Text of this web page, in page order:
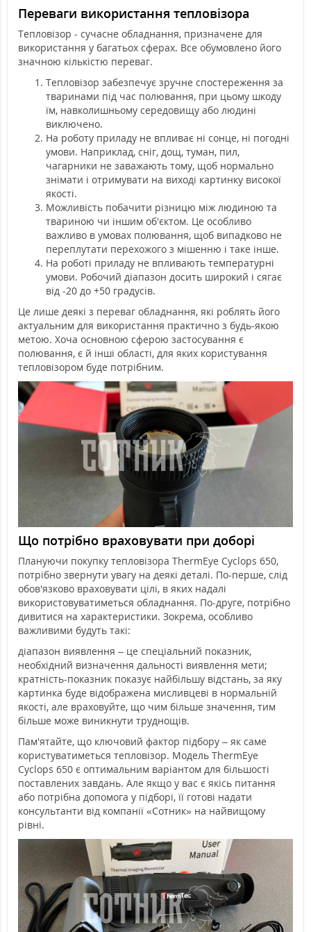
Переваги використання тепловізора
Тепловізор - сучасне обладнання, призначене для
використання у багатьох сферах. Все обумовлено його
значною кількістю переваг.
Тепловізор забезпечує зручне спостереження за
тваринами під час полювання, при цьому шкоду
їм, навколишньому середовищу або людині
виключено.
На роботу приладу не впливає ні сонце, ні погодні
умови. Наприклад, сніг, дощ, туман, пил,
чагарники не заважають тому, щоб нормально
знімати і отримувати на виході картинку високої
якості.
Можливість побачити різницю між людиною та
твариною чи іншим об'єктом. Це особливо
важливо в умовах полювання, щоб випадково не
переплутати перехожого з мішенню і таке інше.
На роботі приладу не впливають температурні
умови. Робочий діапазон досить широкий і сягає
від -20 до +50 градусів.
Це лише деякі з переваг обладнання, які роблять його
актуальним для використання практично з будь-якою
метою. Хоча основною сферою застосування є
полювання, є й інші області, для яких користування
тепловізором буде потрібним.
Що потрібно враховувати при доборі
Плануючи покупку тепловізора ThermEye Cyclops 650,
потрібно звернути увагу на деякі деталі. По-перше, слід
обов'язково враховувати цілі, в яких надалі
використовуватиметься обладнання. По-друге, потрібно
дивитися на характеристики. Зокрема, особливо
важливими будуть такі:
діапазон виявлення – це спеціальний показник,
необхідний визначення дальності виявлення мети;
кратність-показник показує найбільшу відстань, за яку
картинка буде відображена мисливцеві в нормальній
якості, але враховуйте, що чим більше значення, тим
більше може виникнути труднощів.
Пам'ятайте, що ключовий фактор підбору – як саме
користуватиметься тепловізор. Модель ThermEye
Cyclops 650 є оптимальним варіантом для більшості
поставлених завдань. Але якщо у вас є якісь питання
або потрібна допомога у підборі, її готові надати
консультанти від компанії «Сотник» на найвищому
рівні.